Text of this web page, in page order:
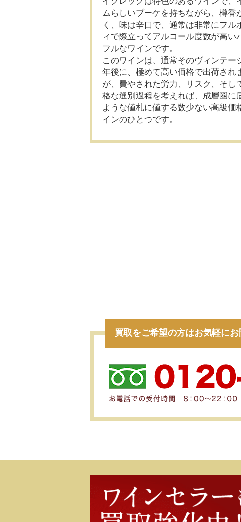
ムらしいブーケを持ちながら、樽香
く、味は辛口で、通常は非常にフル
ィで際立ってアルコール度数が高い
フルなワインです。
このワインは、通常そのヴィンテー
年後に、極めて高い価格で出荷され
が、費やされた労力、リスク、そし
格な選別過程を考えれば、成層圏に
ような値札に値する数少ない高級価
インのひとつです。
買取をご希望の方はお気軽にお